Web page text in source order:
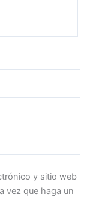
y sitio web
vez que haga un